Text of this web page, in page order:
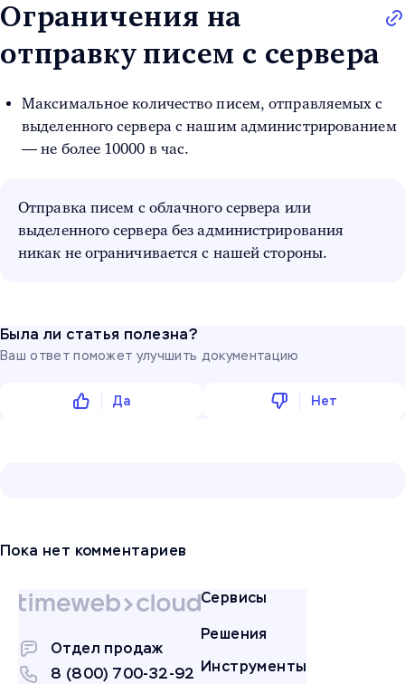
Ограничения на
отправку писем с сервера
Максимальное количество писем, отправляемых с
выделенного сервера с нашим администрированием
— не более 10000 в час.
Отправка писем с облачного сервера или
выделенного сервера без администрирования
никак не ограничивается с нашей стороны.
Была ли статья полезна?
Ваш ответ поможет улучшить документацию
Да Нет
Пока нет комментариев
Отдел продаж
8 (800) 700-32-92
Сервисы
Решения
Инструменты